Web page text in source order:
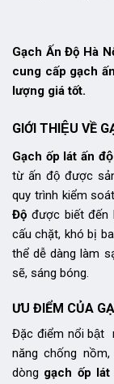
Gạch Ấn Độ Hà
cung cấp gạch
lượng giá tốt.
GIỚI THIỆU VỀ
Gạch ốp lát ấn
từ ấn độ được
quy trình kiểm
Độ được biết đến
cấu chặt, khó bị
thể dễ dàng làm
sẽ, sáng bóng.
ƯU ĐIỂM CỦA
Đặc điểm nổi bật
năng chống
dòng gạch ốp